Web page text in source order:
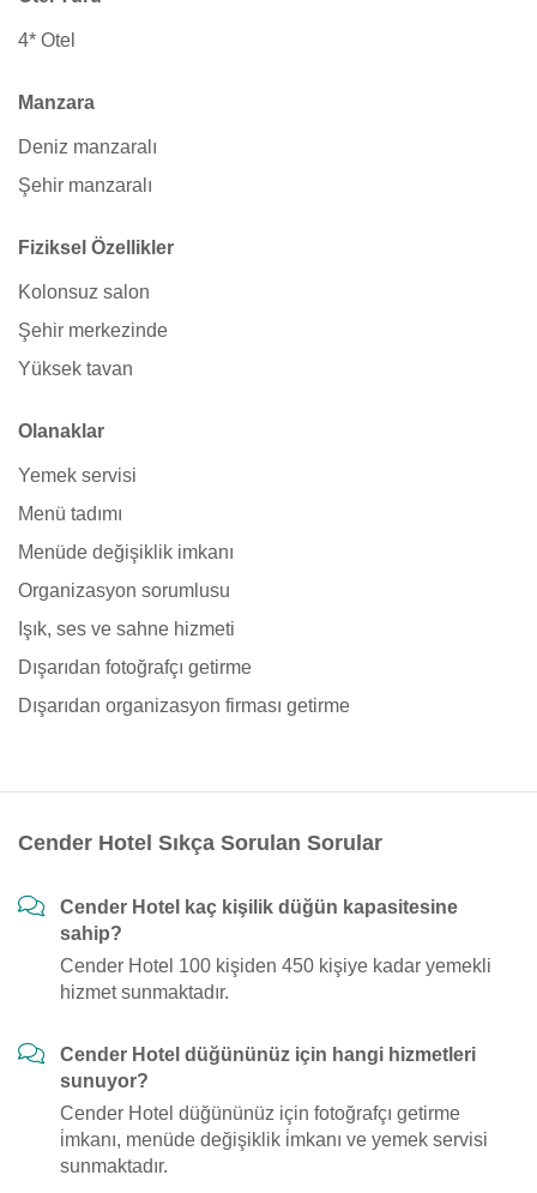
4* Otel
Manzara
Deniz manzaralı
Şehir manzaralı
Fiziksel Özellikler
Kolonsuz salon
Şehir merkezinde
Yüksek tavan
Olanaklar
Yemek servisi
Menü tadımı
Menüde değişiklik imkanı
Organizasyon sorumlusu
Işık, ses ve sahne hizmeti
Dışarıdan fotoğrafçı getirme
Dışarıdan organizasyon firması getirme
Cender Hotel Sıkça Sorulan Sorular
Cender Hotel kaç kişilik düğün kapasitesine
sahip?
Cender Hotel 100 kişiden 450 kişiye kadar yemekli
hizmet sunmaktadır.
Cender Hotel düğününüz için hangi hizmetleri
sunuyor?
Cender Hotel düğününüz için fotoğrafçı getirme
i̇mkanı, menüde değişiklik i̇mkanı ve yemek servisi
sunmaktadır.